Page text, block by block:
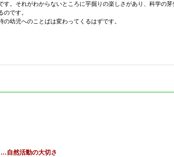
。それがわからないところに芋掘りの楽しさがあり、科学の芽
です。
幼児へのことばは変わってくるはずです。
自然活動の大切さ